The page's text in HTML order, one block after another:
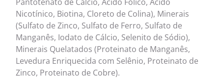
Nicotínico, Biotina, Cloreto de Colina), Minerais
(Sulfato de Zinco, Sulfato de Ferro, Sulfato de
Manganês, Iodato de Cálcio, Selenito de Sódio),
Minerais Quelatados (Proteinato de Manganês,
Levedura Enriquecida com Selênio, Proteinato de
Zinco, Proteinato de Cobre).